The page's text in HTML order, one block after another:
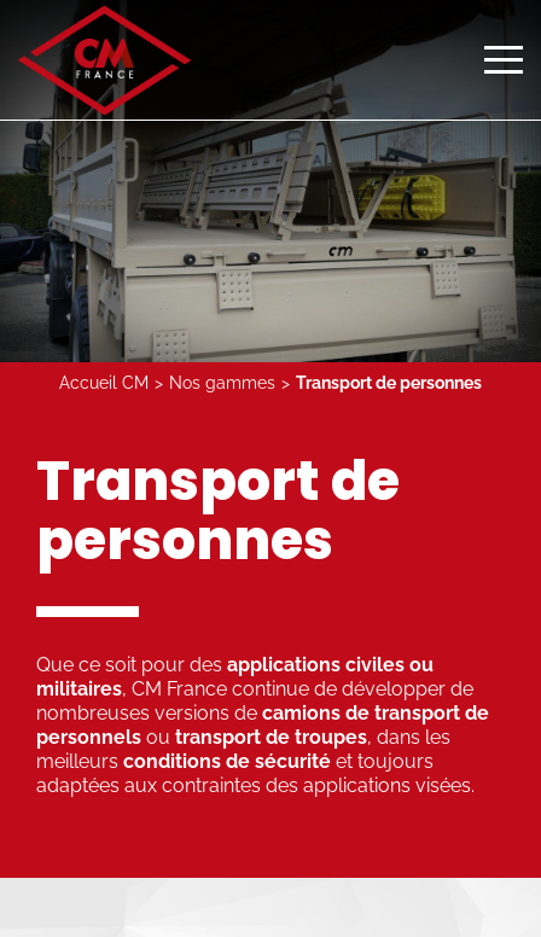
Accueil CM Nos gammes Transport de personnes
Transport de
personnes
Que ce soit pour des applications civiles ou
militaires, CM France continue de développer de
nombreuses versions de camions de transport de
personnels ou transport de troupes, dans les
meilleurs conditions de sécurité et toujours
adaptées aux contraintes des applications visées.